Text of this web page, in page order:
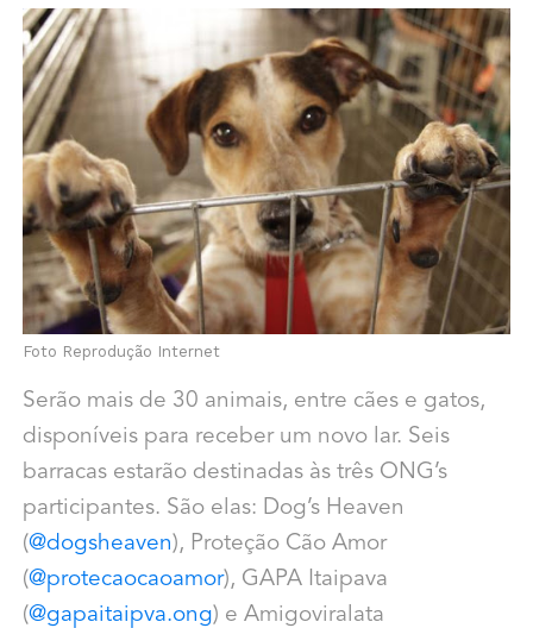
Foto Reprodução Internet
Serão mais de 30 animais, entre cães e gatos,
disponíveis para receber um novo lar. Seis
barracas estarão destinadas às três ONG’s
participantes. São elas: Dog’s Heaven
(@dogsheaven), Proteção Cão Amor
(@protecaocaoamor), GAPA Itaipava
(@gapaitaipva.ong) e Amigoviralata